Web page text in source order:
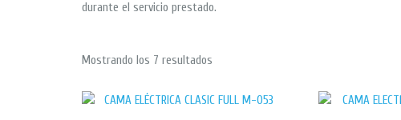
durante el servicio prestado.
Mostrando los 7 resultados